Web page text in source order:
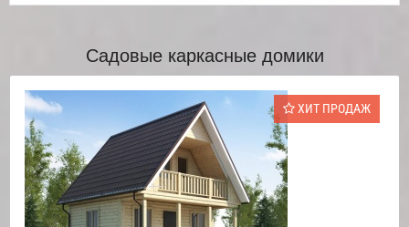
Садовые каркасные домики
ХИТ ПРОДАЖ